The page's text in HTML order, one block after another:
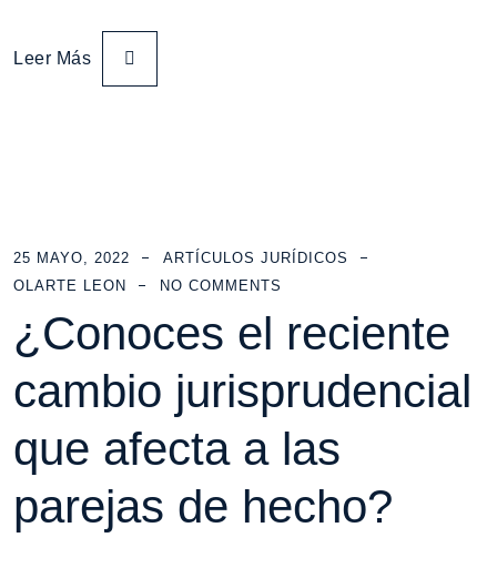
Leer Más
25 MAYO, 2022
ARTÍCULOS JURÍDICOS
OLARTE LEON
NO COMMENTS
¿Conoces el reciente
cambio jurisprudencial
que afecta a las
parejas de hecho?